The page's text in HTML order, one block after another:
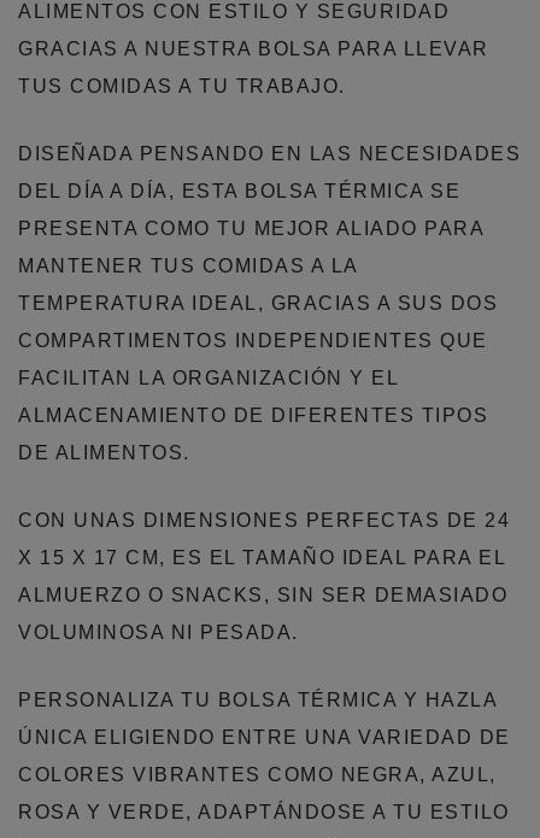
ALIMENTOS CON ESTILO Y SEGURIDAD
GRACIAS A NUESTRA BOLSA PARA LLEVAR
TUS COMIDAS A TU TRABAJO.
DISEÑADA PENSANDO EN LAS NECESIDADES
DEL DÍA A DÍA, ESTA BOLSA TÉRMICA SE
PRESENTA COMO TU MEJOR ALIADO PARA
MANTENER TUS COMIDAS A LA
TEMPERATURA IDEAL, GRACIAS A SUS DOS
COMPARTIMENTOS INDEPENDIENTES QUE
FACILITAN LA ORGANIZACIÓN Y EL
ALMACENAMIENTO DE DIFERENTES TIPOS
DE ALIMENTOS.
CON UNAS DIMENSIONES PERFECTAS DE 24
X 15 X 17 CM, ES EL TAMAÑO IDEAL PARA EL
ALMUERZO O SNACKS, SIN SER DEMASIADO
VOLUMINOSA NI PESADA.
PERSONALIZA TU BOLSA TÉRMICA Y HAZLA
ÚNICA ELIGIENDO ENTRE UNA VARIEDAD DE
COLORES VIBRANTES COMO NEGRA, AZUL,
ROSA Y VERDE, ADAPTÁNDOSE A TU ESTILO